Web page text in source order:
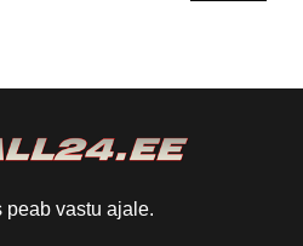
peab vastu ajale.